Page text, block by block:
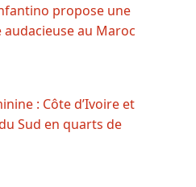
propose une
au Maroc
: Côte d’Ivoire et
Sud en quarts de